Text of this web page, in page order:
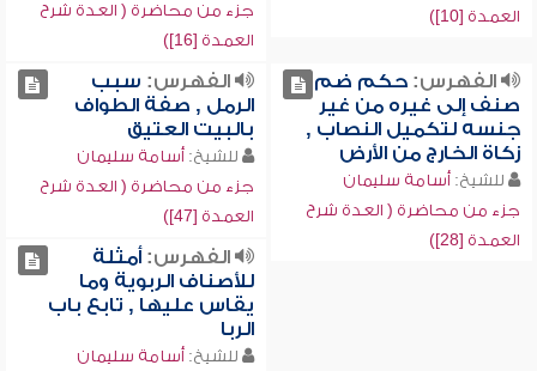
العمدة [10])
جزء من محاضرة ( العدة شرح
العمدة [16])
الفهرس:حكم ضم
صنف إلى غيره من غير
جنسه لتكميل النصاب ,
زكاة الخارج من الأرض
للشيخ: أسامة سليمان
جزء من محاضرة ( العدة شرح
العمدة [28])
الفهرس: سبب
الرمل , صفة الطواف
بالبيت العتيق
للشيخ: أسامة سليمان
جزء من محاضرة ( العدة شرح
العمدة [47])
الفهرس:أمثلة
للأصناف الربوية وما
يقاس عليها , تابع باب
الربا
للشيخ: أسامة سليمان